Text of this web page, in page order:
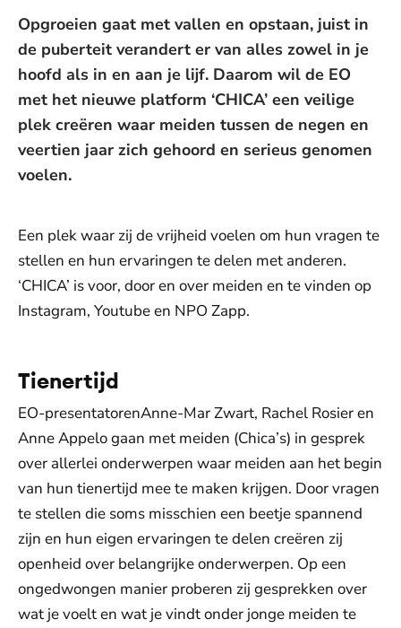
Opgroeien gaat met vallen en opstaan, juist in
de puberteit verandert er van alles zowel in je
hoofd als in en aan je lijf. Daarom wil de EO
met het nieuwe platform ‘CHICA’ een veilige
plek creëren waar meiden tussen de negen en
veertien jaar zich gehoord en serieus genomen
voelen.
Een plek waar zij de vrijheid voelen om hun vragen te
stellen en hun ervaringen te delen met anderen.
‘CHICA’ is voor, door en over meiden en te vinden op
Instagram, Youtube en NPO Zapp.
Tienertijd
EO-presentatorenAnne-Mar Zwart, Rachel Rosier en
Anne Appelo gaan met meiden (Chica’s) in gesprek
over allerlei onderwerpen waar meiden aan het begin
van hun tienertijd mee te maken krijgen. Door vragen
te stellen die soms misschien een beetje spannend
zijn en hun eigen ervaringen te delen creëren zij
openheid over belangrijke onderwerpen. Op een
ongedwongen manier proberen zij gesprekken over
wat je voelt en wat je vindt onder jonge meiden te